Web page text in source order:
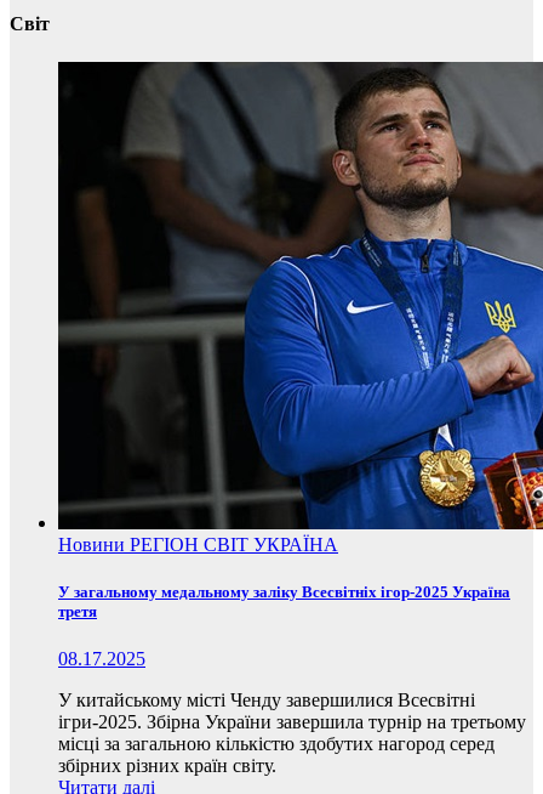
Світ
Новини РЕГІОН СВІТ УКРАЇНА
У загальному медальному заліку Всесвітніх ігор-2025 Україна
третя
08.17.2025
У китайському місті Ченду завершилися Всесвітні
ігри-2025. Збірна України завершила турнір на третьому
місці за загальною кількістю здобутих нагород серед
збірних різних країн світу.
Читати далі